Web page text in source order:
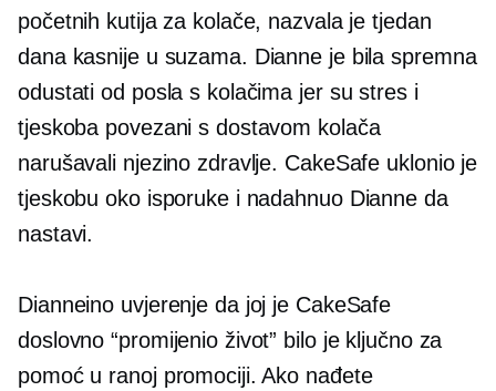
početnih kutija za kolače, nazvala je tjedan
dana kasnije u suzama. Dianne je bila spremna
odustati od posla s kolačima jer su stres i
tjeskoba povezani s dostavom kolača
narušavali njezino zdravlje. CakeSafe uklonio je
tjeskobu oko isporuke i nadahnuo Dianne da
nastavi.
Dianneino uvjerenje da joj je CakeSafe
doslovno “promijenio život” bilo je ključno za
pomoć u ranoj promociji. Ako nađete